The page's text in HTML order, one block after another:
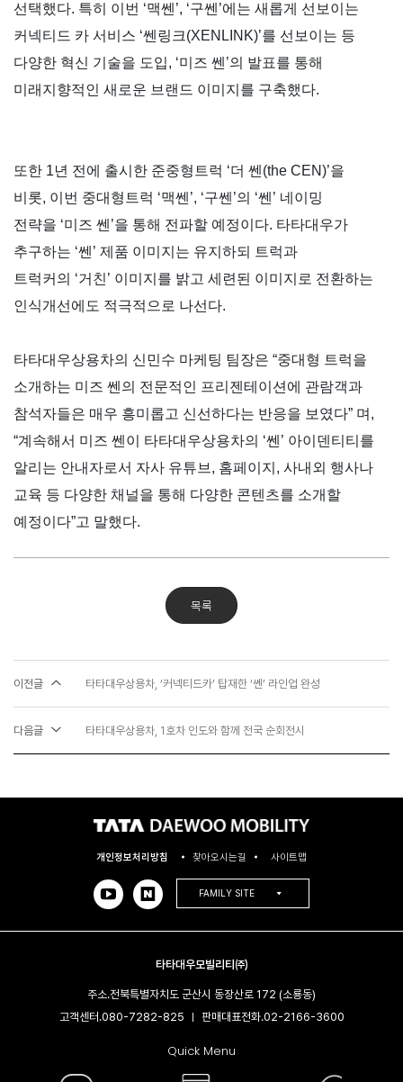
선택했다. 특히 이번 ‘맥쎈 ’, ‘구쎈 ’에는 새롭게 선보이는
커넥티드 카 서비스 ‘쎈링크(XENLINK)’를 선보이는 등
다양한 혁신 기술을 도입, ‘미즈 쎈 ’의 발표를 통해
미래지향적인 새로운 브랜드 이미지를 구축했다.
또한 1년 전에 출시한 준중형트럭 ‘더 쎈 (the CEN)’을
비롯, 이번 중대형트럭 ‘맥쎈 ’, ‘구쎈 ’의 ‘쎈 ’ 네이밍
전략을 ‘미즈 쎈 ’을 통해 전파할 예정이다. 타타대우가
추구하는 ‘쎈 ’ 제품 이미지는 유지하되 트럭과
트럭커의 ‘거친’ 이미지를 밝고 세련된 이미지로 전환하는
인식개선에도 적극적으로 나선다.
타타대우상용차의 신민수 마케팅 팀장은 “중대형 트럭을
소개하는 미즈 쎈의 전문적인 프리젠테이션에 관람객과
참석자들은 매우 흥미롭고 신선하다는 반응을 보였다” 며 ,
“계속해서 미즈 쎈이 타타대우상용차의 ‘쎈 ’ 아이덴티티를
알리는 안내자로서 자사 유튜브 , 홈페이지 , 사내외 행사나
교육 등 다양한 채널을 통해 다양한 콘텐츠를 소개할
예정이다”고 말했다.
목록
이전글 타타대우상용차, ‘커넥티드카’ 탑재한 ‘쎈’ 라인업 완성
다음글 타타대우상용차, 1호차 인도와 함께 전국 순회전시
개인정보처리방침 찾아오시는길 사이트맵
FAMILY SITE
타타대우모빌리티㈜
주소.전북특별자치도 군산시 동장산로 172 (소룡동)
고객센터.080-7282-825 | 판매대표전화.02-2166-3600​
Quick Menu